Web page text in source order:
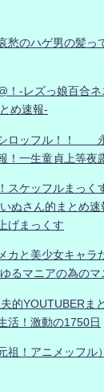
愁のハゲ男の髪っ
！-レズっ娘百合
め速報-
シロッフル！！
！一生童貞上等夜
スケッフルまっく
ぬさん的まとめ
げまっくす
カと美少女キャラ
るマニアの為のマ
的YOUTUBERま
活！激動の1750日
祖！アニメッフ